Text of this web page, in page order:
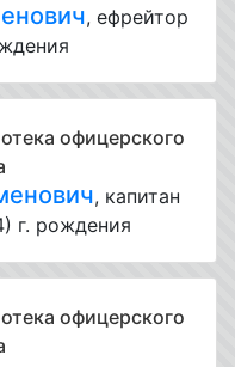
, ефрейтор
офицерского
, капитан
г. рождения
офицерского